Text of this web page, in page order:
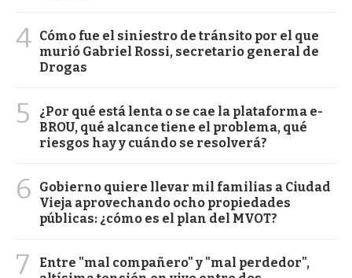
4 Cómo fue el siniestro de tránsito por el que
murió Gabriel Rossi, secretario general de
Drogas
5
¿Por qué está lenta o se cae la plataforma e-
BROU, qué alcance tiene el problema, qué
riesgos hay y cuándo se resolverá?
6
Gobierno quiere llevar mil familias a Ciudad
Vieja aprovechando ocho propiedades
públicas: ¿cómo es el plan del MVOT?
7
Entre "mal compañero" y "mal perdedor",